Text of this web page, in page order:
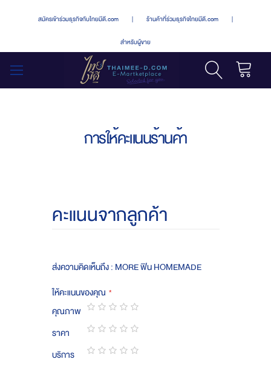
สมัครเข้าร่วมธุรกิจกับไทยมีดี.com | ร้านค้าที่ร่วมธุรกิจไทยมีดี.com |
สำหรับผู้ขาย
การให้คะแนนร้านค้า
คะแนนจากลูกค้า
ส่งความคิดเห็นถึง : MORE ฟิน HOMEMADE
ให้คะแนนของคุณ
คุณภาพ
1
star
2
stars
3
stars
4
stars
5
stars
ราคา
1
star
2
stars
3
stars
4
stars
5
stars
บริการ